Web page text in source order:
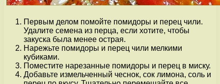
Первым делом помойте помидоры и перец чили.
Удалите семена из перца, если хотите, чтобы
закуска была менее острая.
Нарежьте помидоры и перец чили мелкими
кубиками.
Поместите нарезанные помидоры и перец в миску.
Добавьте измельченный чеснок, сок лимона, соль и